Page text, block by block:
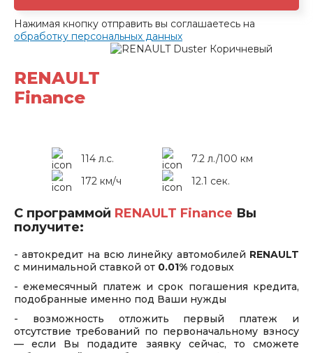
Нажимая кнопку отправить вы соглашаетесь на
обработку персональных данных
RENAULT
Finance
114 л.с.
7.2 л./100 км
172 км/ч
12.1 сек.
С программой RENAULT Finance Вы
получите:
- автокредит на всю линейку автомобилей RENAULT
с минимальной ставкой от 0.01% годовых
- ежемесячный платеж и срок погашения кредита,
подобранные именно под Ваши нужды
- возможность отложить первый платеж и
отсутствие требований по первоначальному взносу
— если Вы подадите заявку сейчас, то сможете